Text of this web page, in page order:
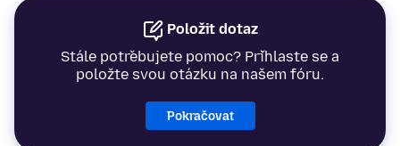
Položit dotaz
Stále potřebujete pomoc? Přihlaste se a
položte svou otázku na našem fóru.
Pokračovat